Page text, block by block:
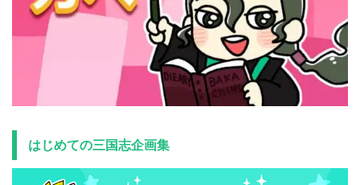
はじめての三国志企画集